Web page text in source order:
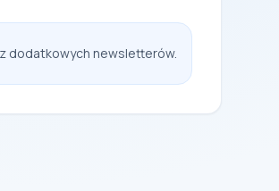
dodatkowych newsletterów.